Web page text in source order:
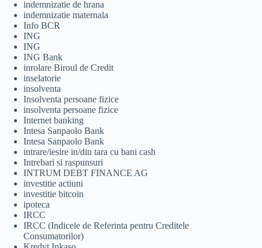
indemnizatie de hrana
indemnizatie maternala
Info BCR
ING
ING
ING Bank
inrolare Biroul de Credit
inselatorie
insolventa
Insolventa persoane fizice
insolventa persoane fizice
Internet banking
Intesa Sanpaolo Bank
Intesa Sanpaolo Bank
intrare/iesire in/din tara cu bani cash
Intrebari si raspunsuri
INTRUM DEBT FINANCE AG
investitie actiuni
investitie bitcoin
ipoteca
IRCC
IRCC (Indicele de Referinta pentru Creditele
Consumatorilor)